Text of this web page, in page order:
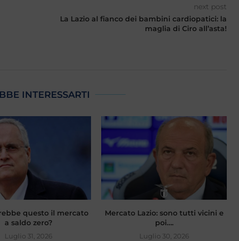
next post
La Lazio al fianco dei bambini cardiopatici: la
maglia di Ciro all’asta!
INTERESSARTI
questo il mercato
a saldo zero?
Luglio 31, 2026
Mercato Lazio: sono tutti vicini e
poi….
Luglio 30, 2026